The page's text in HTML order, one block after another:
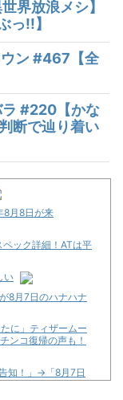
界放浪メシ】
っ!!】
ン #467【全
#220【かな
断で辿り着い
8月8日が来
ペック詳細！ATは平
い
8月7日のハナハナ
に」ティザームー
ンコ復帰の声も！
知！」→「8月7日